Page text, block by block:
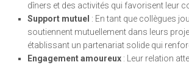
dîners et des activités qui favorisent leur
Support mutuel : En tant que collègues
soutiennent mutuellement dans leurs
établissant un partenariat solide qui
Engagement amoureux : Leur relation